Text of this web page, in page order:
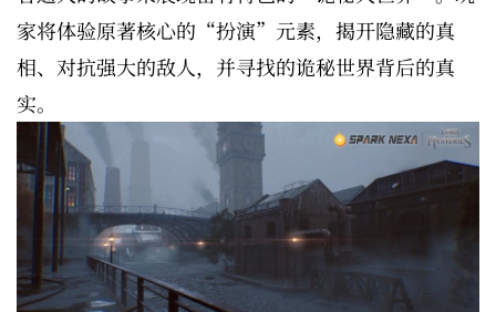
家将体验原著核心的“扮演”元素，揭开隐藏的真
相、对抗强大的敌人，并寻找的诡秘世界背后的真
实。